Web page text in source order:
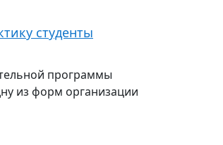
студенты
программы
из форм организации